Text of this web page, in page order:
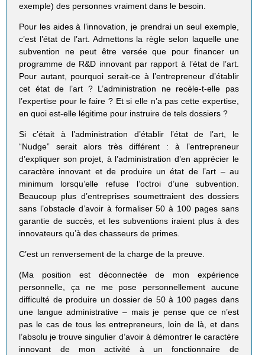
exemple) des personnes vraiment dans le besoin.
Pour les aides à l’innovation, je prendrai un seul exemple,
c’est l’état de l’art. Admettons la règle selon laquelle une
subvention ne peut être versée que pour financer un
programme de R&D innovant par rapport à l’état de l’art.
Pour autant, pourquoi serait-ce à l’entrepreneur d’établir
cet état de l’art ? L’administration ne recèle-t-elle pas
l’expertise pour le faire ? Et si elle n’a pas cette expertise,
en quoi est-elle légitime pour instruire de tels dossiers ?
Si c’était à l’administration d’établir l’état de l’art, le
“Nudge” serait alors très différent : à l’entrepreneur
d’expliquer son projet, à l’administration d’en apprécier le
caractère innovant et de produire un état de l’art – au
minimum lorsqu’elle refuse l’octroi d’une subvention.
Beaucoup plus d’entreprises soumettraient des dossiers
sans l’obstacle d’avoir à formaliser 50 à 100 pages sans
garantie de succès, et les subventions iraient plus à des
innovateurs qu’à des chasseurs de primes.
C’est un renversement de la charge de la preuve.
(Ma position est déconnectée de mon expérience
personnelle, ça ne me pose personnellement aucune
difficulté de produire un dossier de 50 à 100 pages dans
une langue administrative – mais je pense que ce n’est
pas le cas de tous les entrepreneurs, loin de là, et dans
l’absolu je trouve singulier d’avoir à démontrer le caractère
innovant de mon activité à un fonctionnaire de